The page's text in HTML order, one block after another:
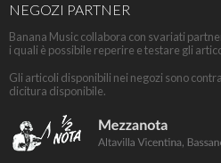
NEGOZI PARTNER
Banana Music collabora con svariati
i quali è possibile reperire e testare gli
Gli articoli disponibili nei negozi sono
dicitura disponibile.